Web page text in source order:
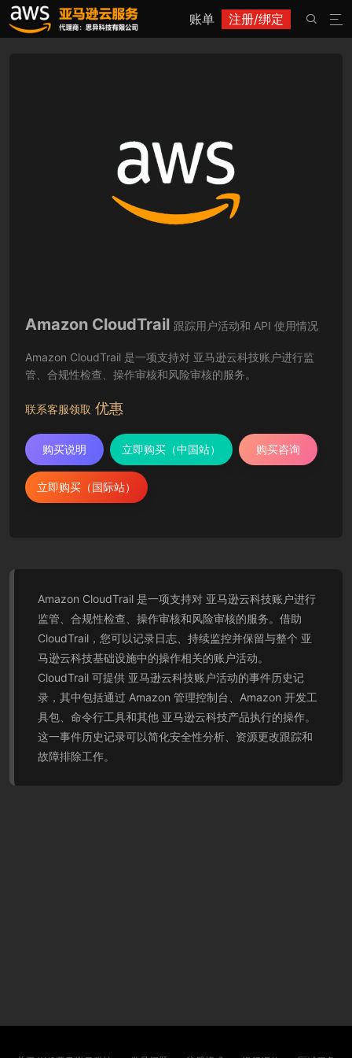
账单 注册/绑定 

Amazon CloudTrail 跟踪用户活动和 API 使用情况
Amazon CloudTrail 是一项支持对 亚马逊云科技账户进行监
管、合规性检查、操作审核和风险审核的服务。
联系客服领取 优惠
购买说明 立即购买（中国站） 购买咨询
立即购买（国际站）
Amazon CloudTrail 是一项支持对 亚马逊云科技账户进行
监管、合规性检查、操作审核和风险审核的服务。借助
CloudTrail，您可以记录日志、持续监控并保留与整个 亚
马逊云科技基础设施中的操作相关的账户活动。
CloudTrail 可提供 亚马逊云科技账户活动的事件历史记
录，其中包括通过 Amazon 管理控制台、Amazon 开发工
具包、命令行工具和其他 亚马逊云科技产品执行的操作。
这一事件历史记录可以简化安全性分析、资源更改跟踪和
故障排除工作。